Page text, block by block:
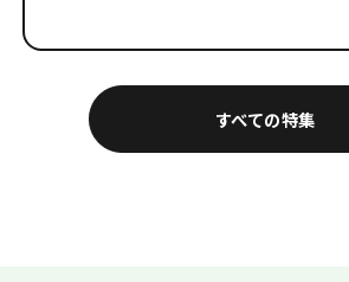
すべての特集